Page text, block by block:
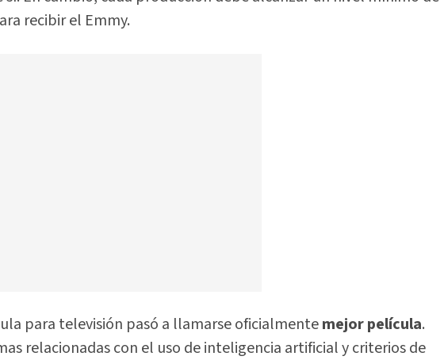
recibir el Emmy.
para televisión pasó a llamarse oficialmentemejor película.
relacionadas con el uso de inteligencia artificial y criterios de